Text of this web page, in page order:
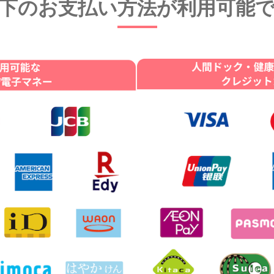
のお支払い方法が利用可能